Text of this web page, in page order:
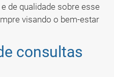
de qualidade sobre esse
visando o bem-estar
consultas